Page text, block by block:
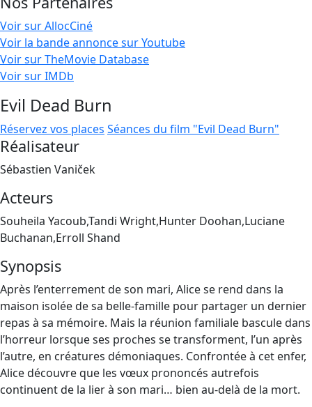
Voir sur AllocCiné
Voir la bande annonce sur Youtube
Voir sur TheMovie Database
Voir sur IMDb
Evil Dead Burn
Réservez vos places Séances du film "Evil Dead Burn"
Réalisateur
Sébastien Vaniček
Acteurs
Souheila Yacoub,Tandi Wright,Hunter Doohan,Luciane
Buchanan,Erroll Shand
Synopsis
Après l’enterrement de son mari, Alice se rend dans la
maison isolée de sa belle-famille pour partager un dernier
repas à sa mémoire. Mais la réunion familiale bascule dans
l’horreur lorsque ses proches se transforment, l’un après
l’autre, en créatures démoniaques. Confrontée à cet enfer,
Alice découvre que les vœux prononcés autrefois
continuent de la lier à son mari… bien au-delà de la mort.